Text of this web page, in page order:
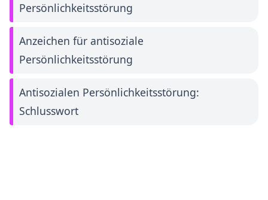
Persönlichkeitsstörung
Anzeichen für antisoziale
Persönlichkeitsstörung
Antisozialen Persönlichkeitsstörung:
Schlusswort